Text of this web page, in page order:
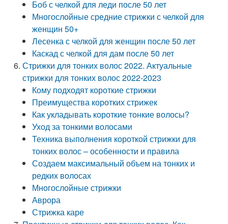
Боб с челкой для леди после 50 лет
Многослойные средние стрижки с челкой для
женщин 50+
Лесенка с челкой для женщин после 50 лет
Каскад с челкой для дам после 50 лет
Стрижки для тонких волос 2022. Актуальные
стрижки для тонких волос 2022-2023
Кому подходят короткие стрижки
Преимущества коротких стрижек
Как укладывать короткие тонкие волосы?
Уход за тонкими волосами
Техника выполнения короткой стрижки для
тонких волос – особенности и правила
Создаем максимальный объем на тонких и
редких волосах
Многослойные стрижки
Аврора
Стрижка каре